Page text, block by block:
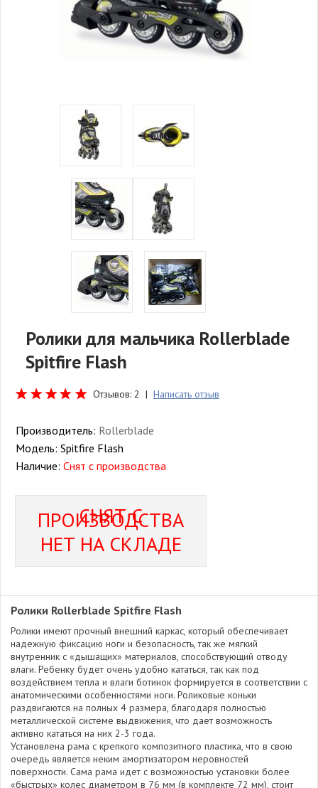
Ролики для мальчика Rollerblade
Spitfire Flash
Отзывов: 2 | Написать отзыв
Производитель: Rollerblade
Модель: Spitfire Flash
Наличие: Снят с производства
СНЯТ С
ПРОИЗВОДСТВА
НЕТ НА СКЛАДЕ
Ролики Rollerblade Spitfire Flash
Ролики имеют прочный внешний каркас, который обеспечивает
надежную фиксацию ноги и безопасность, так же мягкий
внутренник с «дышащих» материалов, способствующий отводу
влаги. Ребенку будет очень удобно кататься, так как под
воздействием тепла и влаги ботинок формируется в соответствии с
анатомическими особенностями ноги. Роликовые коньки
раздвигаются на полных 4 размера, благодаря полностью
металлической системе выдвижения, что дает возможность
активно кататься на них 2-3 года.
Установлена рама с крепкого композитного пластика, что в свою
очередь является неким амортизатором неровностей
поверхности. Сама рама идет с возможностью установки более
«быстрых» колес диаметром в 76 мм (в комплекте 72 мм), стоит